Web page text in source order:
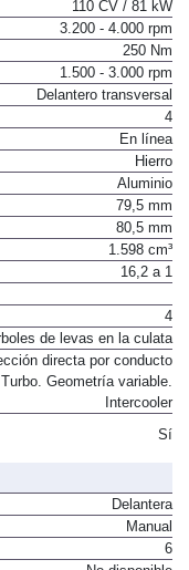
110 CV / 81 kW
3.200 - 4.000 rpm
250 Nm
1.500 - 3.000 rpm
Delantero transversal
4
En línea
Hierro
Aluminio
79,5 mm
80,5 mm
1.598 cm³
16,2 a 1
4
de levas en la culata
directa por conducto
Geometría variable.
Intercooler
Sí
Delantera
Manual
6